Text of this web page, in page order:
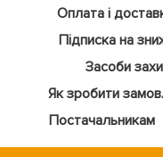
Оплата і
Підписка на
Засоби
Як зробити
Постачальникам